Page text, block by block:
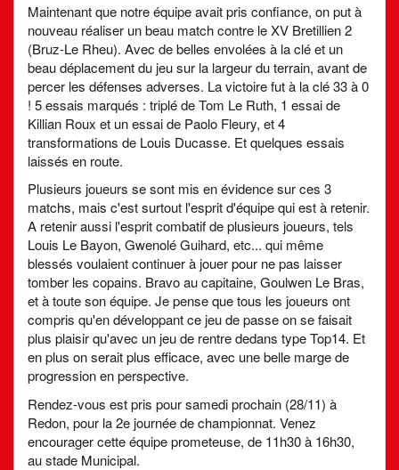
Maintenant que notre équipe avait pris confiance, on put à
nouveau réaliser un beau match contre le XV Bretillien 2
(Bruz-Le Rheu). Avec de belles envolées à la clé et un
beau déplacement du jeu sur la largeur du terrain, avant de
percer les défenses adverses. La victoire fut à la clé 33 à 0
! 5 essais marqués : triplé de Tom Le Ruth, 1 essai de
Killian Roux et un essai de Paolo Fleury, et 4
transformations de Louis Ducasse. Et quelques essais
laissés en route.
Plusieurs joueurs se sont mis en évidence sur ces 3
matchs, mais c'est surtout l'esprit d'équipe qui est à retenir.
A retenir aussi l'esprit combatif de plusieurs joueurs, tels
Louis Le Bayon, Gwenolé Guihard, etc... qui même
blessés voulaient continuer à jouer pour ne pas laisser
tomber les copains. Bravo au capitaine, Goulwen Le Bras,
et à toute son équipe. Je pense que tous les joueurs ont
compris qu'en développant ce jeu de passe on se faisait
plus plaisir qu'avec un jeu de rentre dedans type Top14. Et
en plus on serait plus efficace, avec une belle marge de
progression en perspective.
Rendez-vous est pris pour samedi prochain (28/11) à
Redon, pour la 2e journée de championnat. Venez
encourager cette équipe prometeuse, de 11h30 à 16h30,
au stade Municipal.